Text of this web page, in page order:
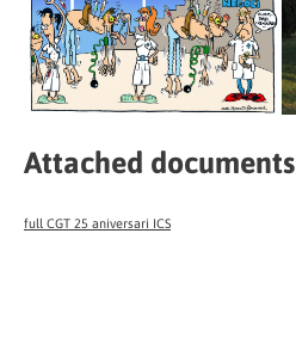
Attached documents
full CGT 25 aniversari ICS